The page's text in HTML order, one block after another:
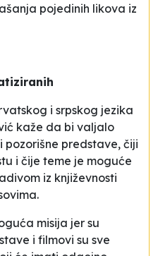
pojedinih likova iz
i srpskog jezika
kaže da bi valjalo
predstave, čiji
i čije teme je moguće
iz književnosti
misija jer su
i filmovi su sve